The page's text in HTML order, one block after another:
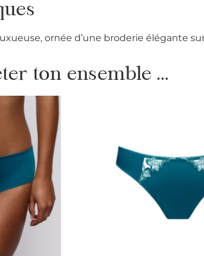
ornée d’une broderie élégante
ton ensemble ...